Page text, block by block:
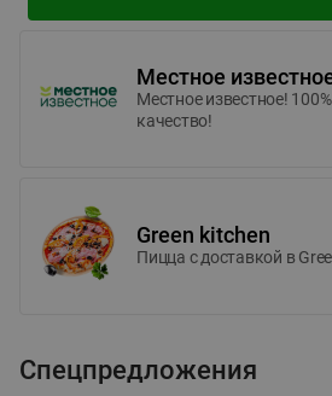
Местное
Местное известное!
качество!
Green kitchen
Пицца c доставкой в
Спецпредложения